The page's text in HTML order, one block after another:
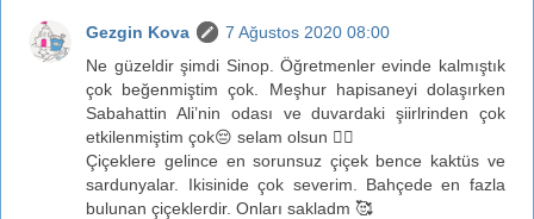
Gezgin Kova
7 Ağustos 2020 08:00
Ne güzeldir şimdi Sinop. Öğretmenler evinde kalmıştık
çok beğenmiştim çok. Meşhur hapisaneyi dolaşırken
Sabahattin Ali’nin odası ve duvardaki şiirlrinden çok
etkilenmiştim çok😔 selam olsun 🙋‍♀️
Çiçeklere gelince en sorunsuz çiçek bence kaktüs ve
sardunyalar. Ikisinide çok severim. Bahçede en fazla
bulunan çiçeklerdir. Onları sakladm 🥰